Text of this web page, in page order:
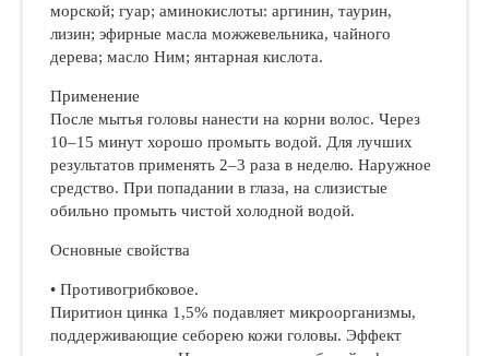
морской; гуар; аминокислоты: аргинин, таурин,
лизин; эфирные масла можжевельника, чайного
дерева; масло Ним; янтарная кислота.
Применение
После мытья головы нанести на корни волос. Через
10–15 минут хорошо промыть водой. Для лучших
результатов применять 2–3 раза в неделю. Наружное
средство. При попадании в глаза, на слизистые
обильно промыть чистой холодной водой.
Основные свойства
• Противогрибковое.
Пиритион цинка 1,5% подавляет микроорганизмы,
поддерживающие себорею кожи головы. Эффект